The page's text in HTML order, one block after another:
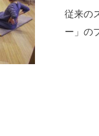
従来の
ー」の